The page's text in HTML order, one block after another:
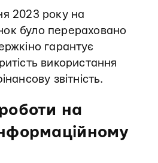
2023 року на
було перераховано
гарантує
використання
звітність.
на